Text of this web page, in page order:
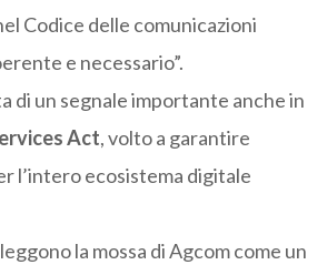
Codice delle comunicazioni
e necessario”.
di un segnale importante anche in
Act, volto a garantire
l’intero ecosistema digitale
la mossa di Agcom come un